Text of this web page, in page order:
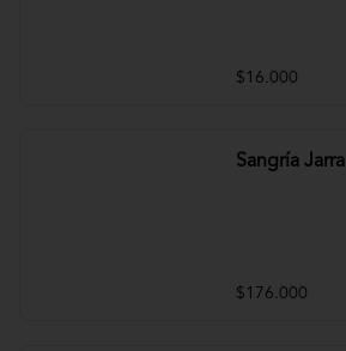
$16.000
Sangría Jarra
$176.000